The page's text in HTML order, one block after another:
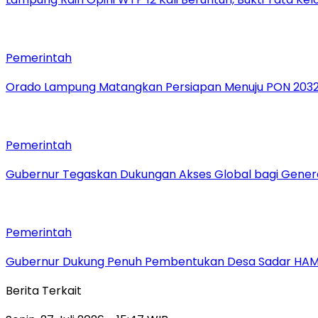
Pemerintah
Orado Lampung Matangkan Persiapan Menuju PON
Pemerintah
Gubernur Tegaskan Dukungan Akses Global bagi
Pemerintah
Gubernur Dukung Penuh Pembentukan Desa Sadar
Berita Terkait